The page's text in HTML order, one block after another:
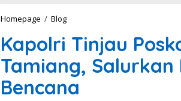
Homepage / Blog
l
r
T
Kapolri Tinjau
Tamiang,
Bencana